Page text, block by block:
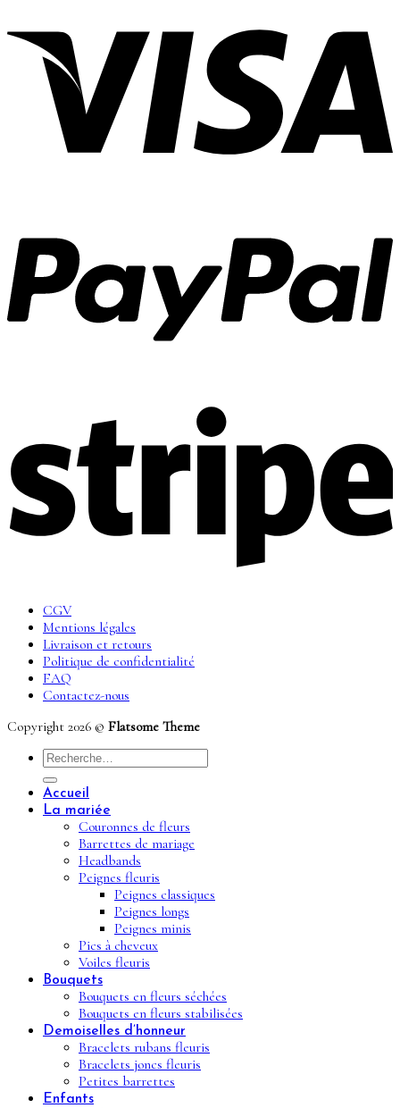
CGV
Mentions légales
Livraison et retours
Politique de confidentialité
FAQ
Contactez-nous
Copyright 2026 © Flatsome Theme
Recherche
pour :
Accueil
La mariée
Couronnes de fleurs
Barrettes de mariage
Headbands
Peignes fleuris
Peignes classiques
Peignes longs
Peignes minis
Pics à cheveux
Voiles fleuris
Bouquets
Bouquets en fleurs séchées
Bouquets en fleurs stabilisées
Demoiselles d’honneur
Bracelets rubans fleuris
Bracelets joncs fleuris
Petites barrettes
Enfants